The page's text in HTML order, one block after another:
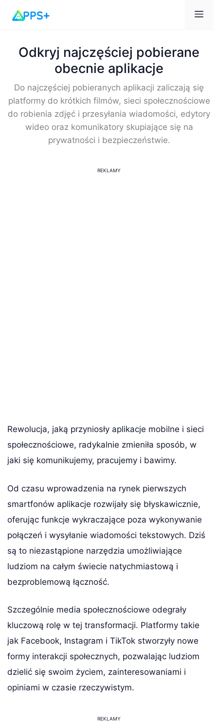
Odkryj najczęściej pobierane
obecnie aplikacje
Do najczęściej pobieranych aplikacji zaliczają się
platformy do krótkich filmów, sieci społecznościowe
do robienia zdjęć i przesyłania wiadomości, edytory
wideo oraz komunikatory skupiające się na
prywatności i bezpieczeństwie.
REKLAMY
Rewolucja, jaką przyniosły aplikacje mobilne i sieci
społecznościowe, radykalnie zmieniła sposób, w
jaki się komunikujemy, pracujemy i bawimy.
Od czasu wprowadzenia na rynek pierwszych
smartfonów aplikacje rozwijały się błyskawicznie,
oferując funkcje wykraczające poza wykonywanie
połączeń i wysyłanie wiadomości tekstowych. Dziś
są to niezastąpione narzędzia umożliwiające
ludziom na całym świecie natychmiastową i
bezproblemową łączność.
Szczególnie media społecznościowe odegrały
kluczową rolę w tej transformacji. Platformy takie
jak Facebook, Instagram i TikTok stworzyły nowe
formy interakcji społecznych, pozwalając ludziom
dzielić się swoim życiem, zainteresowaniami i
opiniami w czasie rzeczywistym.
REKLAMY